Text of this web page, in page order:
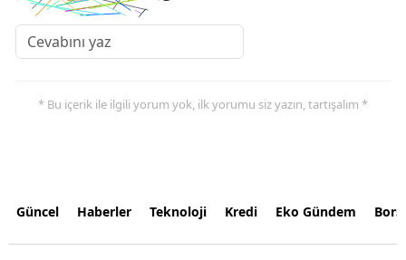
* Bu içerik ile ilgili yorum yok, ilk yorumu siz yazın, tartışalım *
Güncel Haberler Teknoloji Kredi Eko Gündem